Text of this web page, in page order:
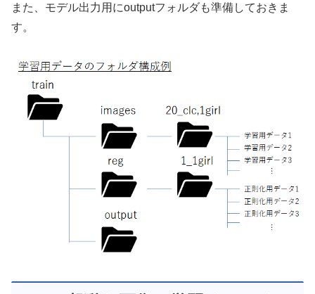
また、モデル出力用にoutputフォルダも準備しておきま
す。